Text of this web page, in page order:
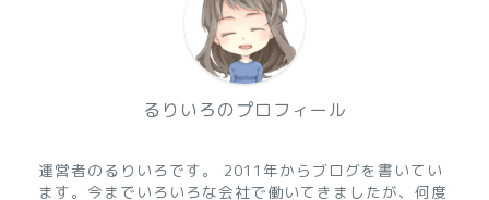
るりいろのプロフィール
運営者のるりいろです。 2011年からブログを書いてい
ます。今までいろいろな会社で働いてきましたが、何度